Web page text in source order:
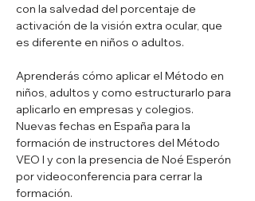
con la salvedad del porcentaje de
activación de la visión extra ocular, que
es diferente en niños o adultos.
Aprenderás cómo aplicar el Método en
niños, adultos y como estructurarlo para
aplicarlo en empresas y colegios.
Nuevas fechas en España para la
formación de instructores del Método
VEO I y con la presencia de Noé Esperón
por videoconferencia para cerrar la
formación.